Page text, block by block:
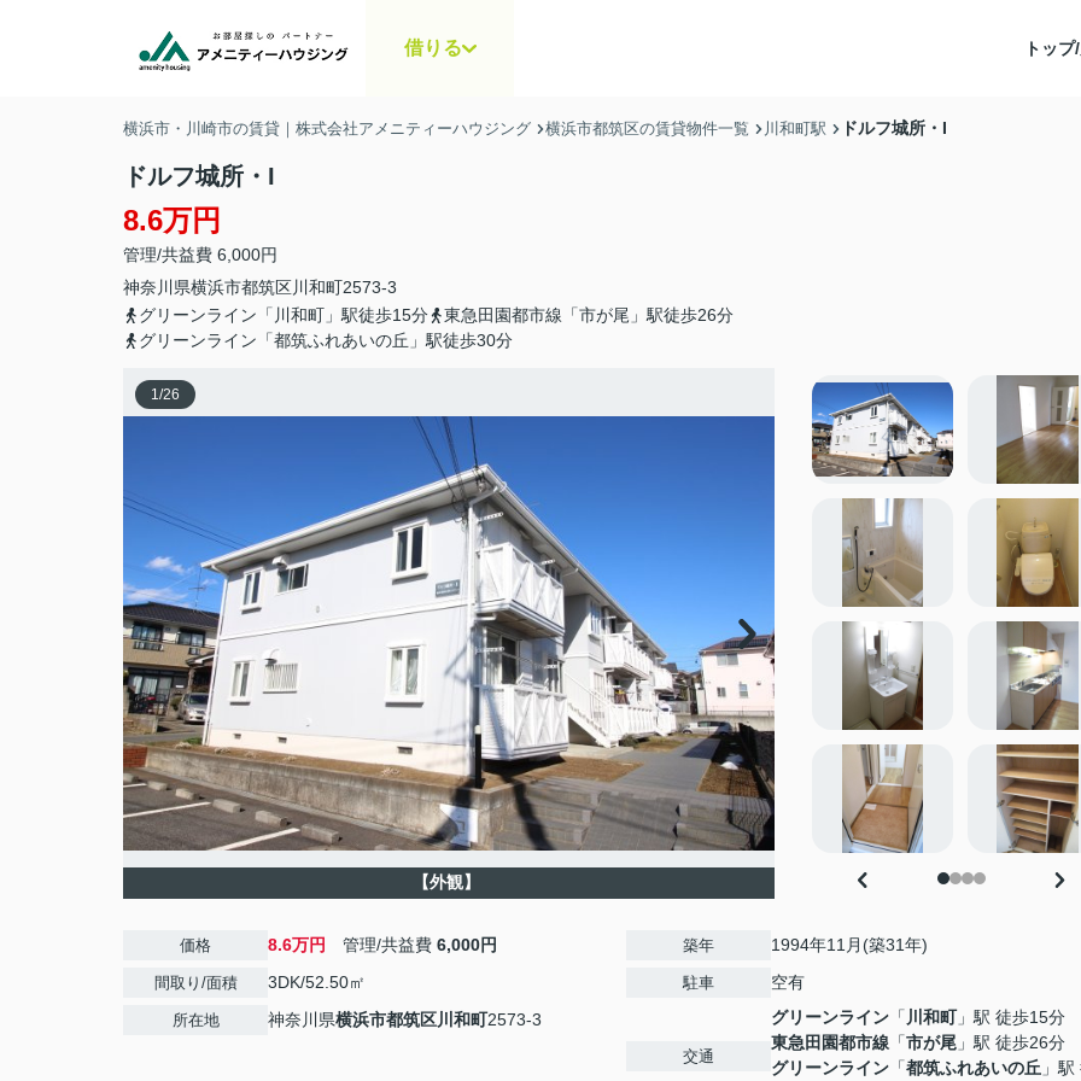
借りる トップ/
横浜市・川崎市の賃貸｜株式会社アメニティーハウジング 横浜市都筑区の賃貸物件一覧 川和町駅 ドルフ城所・I
ドルフ城所・I
8.6万円
管理/共益費 6,000円
神奈川県横浜市都筑区川和町2573-3
グリーンライン「川和町」駅徒歩15分
東急田園都市線「市が尾」駅徒歩26分
グリーンライン「都筑ふれあいの丘」駅徒歩30分
1/26
【外観】
価格 8.6万円 管理/共益費 6,000円
間取り/面積 3DK/52.50㎡
所在地 神奈川県横浜市都筑区川和町2573-3
築年 1994年11月(築31年)
駐車 空有
交通
グリーンライン 「 川和町」駅 徒歩15分
東急田園都市線 「市が尾 」駅 徒歩26分
グリーンライン 「都筑ふれあいの丘 」